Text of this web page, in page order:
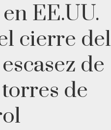
EE.UU.
cierre del
de
de